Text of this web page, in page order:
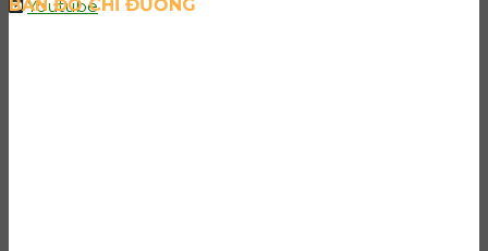
Youtube
BẢN ĐỒ CHỈ ĐƯỜNG